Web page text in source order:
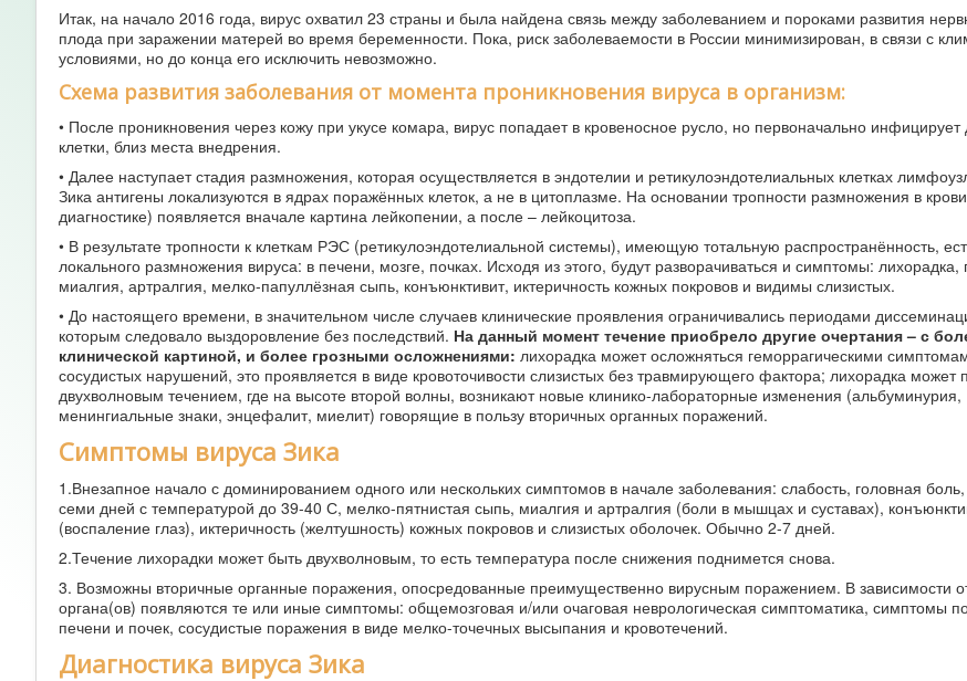
Итак, на начало 2016 года, вирус охватил 23 страны и была найдена связь между заболеванием и пороками развития
плода при заражении матерей во время беременности. Пока, риск заболеваемости в России минимизирован, в связи с
условиями, но до конца его исключить невозможно.
Схема развития заболевания от момента проникновения вируса в организм:
• После проникновения через кожу при укусе комара, вирус попадает в кровеносное русло, но первоначально
клетки, близ места внедрения.
• Далее наступает стадия размножения, которая осуществляется в эндотелии и ретикулоэндотелиальных клетках
Зика антигены локализуются в ядрах поражённых клеток, а не в цитоплазме. На основании тропности размножения в
диагностике) появляется вначале картина лейкопении, а после – лейкоцитоза.
• В результате тропности к клеткам РЭС (ретикулоэндотелиальной системы), имеющую тотальную распространённость,
локального размножения вируса: в печени, мозге, почках. Исходя из этого, будут разворачиваться и симптомы: лихорадка,
миалгия, артралгия, мелко-папуллёзная сыпь, конъюнктивит, иктеричность кожных покровов и видимы слизистых.
• До настоящего времени, в значительном числе случаев клинические проявления ограничивались периодами
которым следовало выздоровление без последствий. На данный момент течение приобрело другие очертания – с
клинической картиной, и более грозными осложнениями: лихорадка может осложняться геморрагическими
сосудистых нарушений, это проявляется в виде кровоточивости слизистых без травмирующего фактора; лихорадка может
двухволновым течением, где на высоте второй волны, возникают новые клинико-лабораторные изменения (альбуминурия,
менингиальные знаки, энцефалит, миелит) говорящие в пользу вторичных органных поражений.
Симптомы вируса Зика
1.Внезапное начало с доминированием одного или нескольких симптомов в начале заболевания: слабость, головная
семи дней с температурой до 39-40 С, мелко-пятнистая сыпь, миалгия и артралгия (боли в мышцах и суставах),
(воспаление глаз), иктеричность (желтушность) кожных покровов и слизистых оболочек. Обычно 2-7 дней.
2.Течение лихорадки может быть двухволновым, то есть температура после снижения поднимется снова.
3. Возможны вторичные органные поражения, опосредованные преимущественно вирусным поражением. В зависимости
органа(ов) появляются те или иные симптомы: общемозговая и/или очаговая неврологическая симптоматика, симптомы
печени и почек, сосудистые поражения в виде мелко-точечных высыпания и кровотечений.
Диагностика вируса Зика